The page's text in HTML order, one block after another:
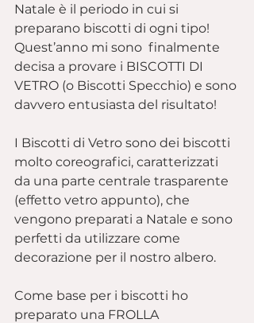
Natale è il periodo in cui si
preparano biscotti di ogni tipo!
Quest’anno mi sono  finalmente
decisa a provare i BISCOTTI DI
VETRO (o Biscotti Specchio) e sono
davvero entusiasta del risultato!
I Biscotti di Vetro sono dei biscotti
molto coreografici, caratterizzati
da una parte centrale trasparente
(effetto vetro appunto), che
vengono preparati a Natale e sono
perfetti da utilizzare come
decorazione per il nostro albero.
Come base per i biscotti ho
preparato una FROLLA